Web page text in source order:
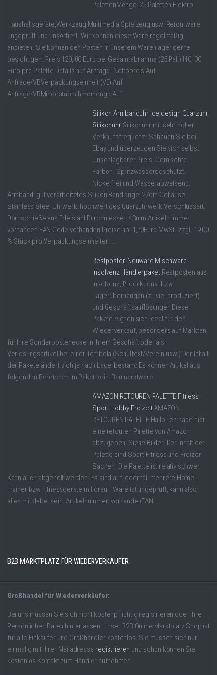
PalettenMenge: 25 Paletten Elektro
Haushaltsgeräte,Werkzeug,Multimedia,Spielzeug,usw. Retourware
ungeprüft und unsortiert. Wir können diese Ware regelmäßig
anbieten. Sie können den Posten in unserem Warenlager gerne
besichtigen. Preis:120, 00 Euro bei Gesamtabnahme (25 Pal.)140, 00
Euro pro Palette Details auf Anfrage. Nettopreis:Auf
Anfrage/VBVerpackungseinheit (VE):Auf
Anfrage/VBMindestabnahmemenge:Auf ...
Silikon Armbanduhr Ice design Quarzuhr
Silikonuhr Silikonuhr mit sehr hoher
Verkaufsfrequenz. Schauen Sie bei
Ebay und überzeugen Sie sich selbst.
Unschlagbarer Preis. Gemischte
Farben. Spritzwassergeschützt.
Nickelfrei und Wasserabweisend.
Armband: gut verarbeitetes Silikon Bandlänge: 27cm Gehäuse:
Stainless Steel Uhrwerk: hochwertiges Quarzuhrwerk Verschlussart:
Dornschließe aus Edelstahl Durchmesser: 43mm Artikelnummer
vorhanden EAN Code vorhanden Preise ab: 1,70Euro MwSt. zzgl. 19,00
% Stück pro Verpackungseinheiten: ...
Restposten Neuware Mischware
Insolvenz Händlerpaket Restposten aus
Insolvenz, Produktions- bzw.
Lagerüberhängen (zu viel produziert)
und Geschäftsauflösungen Diese
Pakete eignen sich ideal für den
Wiederverkauf, besonders auf Märkten,
für Ihre Sonderpostenecke in Ihrem Geschäft oder als
Verlosungsartikel bei einer Tombola (Schulfest/Verein usw.) Der Inhalt
der Pakete ändert sich je nach Lagerbestand Es können Artikel aus
folgenden Bereichen im Paket sein: Baumarktware ...
AMAZON RETOUREN PALETTE Fitness
Sport Hobby FreizeitAMAZON
RETOUREN PALETTE Hallo, ich habe hier
eine retouren Palette von Amazon
abzugeben, Siehe Bilder. Der Inhalt der
Palette sind Sport Fitness und Freizeit
Sachen. Die Palette ist relativ schwer.
Kann auch abgeholt werden. Es sind auf jedenfall mehrere Home-
Trainer bzw Fitnessgeräte mit drauf. Ware ist ungeprüft, kann also
alles mit dabei sein. Artikelnummer: vorhandenEAN ...
B2B MARKTPLATZ FÜR WIEDERVERKÄUFER
Großhandel für Wiederverkäufer:
Bei uns müssen Sie sich nicht kostenpflichtig registrieren oder Ihre
Persönlichen Daten hinterlassen! Unser B2B Online Marktplatz Shop ist
für alle Einkäufer und Großhändler kostenlos. Sie müssen sich nur
einmalig mit Ihrer Mailadresse registrieren und schon können Sie
kostenlos Kontakt zum Händler aufnehmen.